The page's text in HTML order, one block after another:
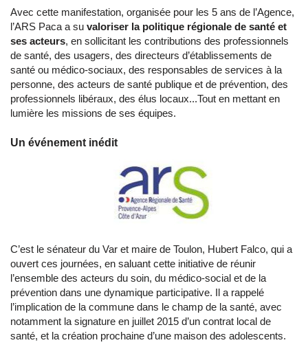
Avec cette manifestation, organisée pour les 5 ans de l’Agence,
l’ARS Paca a su valoriser la politique régionale de santé et
ses acteurs, en sollicitant les contributions des professionnels
de santé, des usagers, des directeurs d’établissements de
santé ou médico-sociaux, des responsables de services à la
personne, des acteurs de santé publique et de prévention, des
professionnels libéraux, des élus locaux...Tout en mettant en
lumière les missions de ses équipes.
Un événement inédit
C’est le sénateur du Var et maire de Toulon, Hubert Falco, qui a
ouvert ces journées, en saluant cette initiative de réunir
l’ensemble des acteurs du soin, du médico-social et de la
prévention dans une dynamique participative. Il a rappelé
l’implication de la commune dans le champ de la santé, avec
notamment la signature en juillet 2015 d’un contrat local de
santé, et la création prochaine d’une maison des adolescents.